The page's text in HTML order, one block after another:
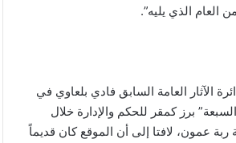
الآثار العامة السابق فادي بلعاوي في
برز كمقر للحكم والإدارة خلال
عمون، لافتا إلى أن الموقع كان قديماً